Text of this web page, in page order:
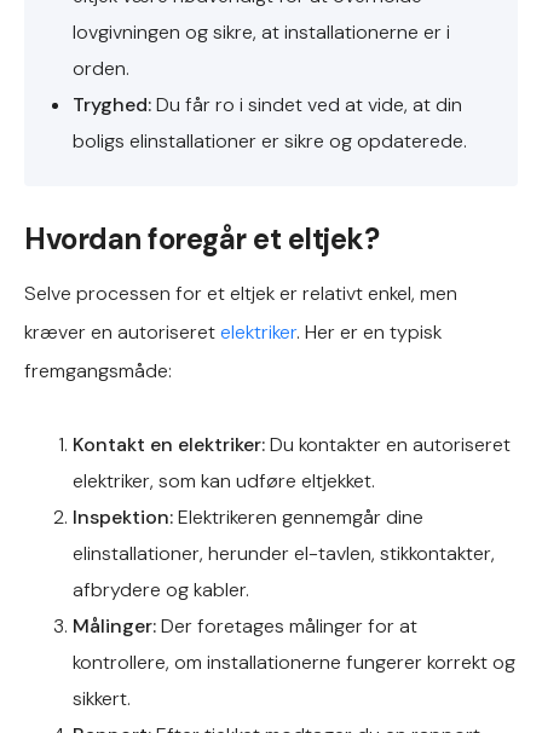
lovgivningen og sikre, at installationerne er i
orden.
Tryghed:Du får ro i sindet ved at vide, at din
boligs elinstallationer er sikre og opdaterede.
Hvordan foregår et eltjek?
Selve processen for et eltjek er relativt enkel, men
kræver en autoriseretelektriker. Her er en typisk
fremgangsmåde:
Kontakt en elektriker:Du kontakter en autoriseret
elektriker, som kan udføre eltjekket.
Inspektion:Elektrikeren gennemgår dine
elinstallationer, herunder el-tavlen, stikkontakter,
afbrydere og kabler.
Målinger:Der foretages målinger for at
kontrollere, om installationerne fungerer korrekt og
sikkert.